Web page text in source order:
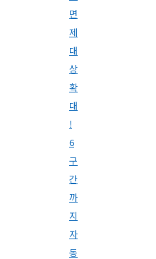
면
제
대
상
확
대
!
6
구
간
까
지
자
동